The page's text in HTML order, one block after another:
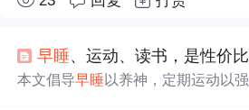
早睡、运动、读书，是性价
本文倡导早睡以养神，定期运动以